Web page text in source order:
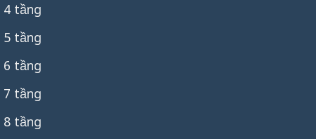
4 tầng
5 tầng
6 tầng
7 tầng
8 tầng